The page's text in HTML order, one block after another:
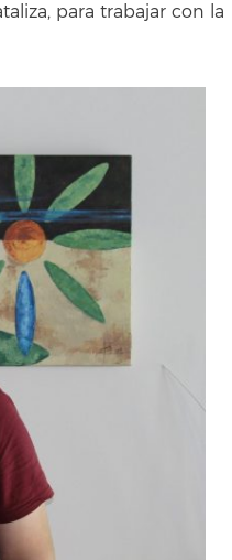
para trabajar con la